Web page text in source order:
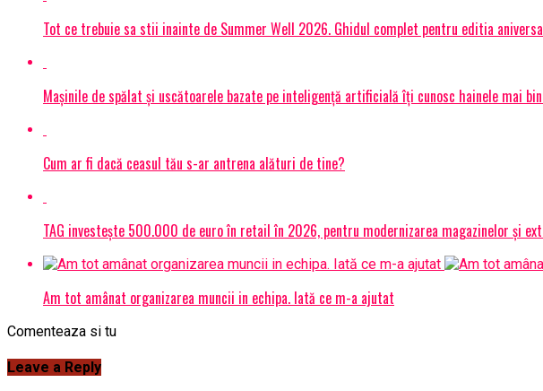
Tot ce trebuie sa stii inainte de Summer Well 2026. Ghidul complet pentru editia
Mașinile de spălat și uscătoarele bazate pe inteligență artificială îți cunosc hainele mai
Cum ar fi dacă ceasul tău s-ar antrena alături de tine?
TAG investește 500.000 de euro în retail în 2026, pentru modernizarea magazinelor și
Am tot amânat organizarea muncii in echipa. Iată ce m-a ajutat
Comenteaza si tu
Leave a Reply